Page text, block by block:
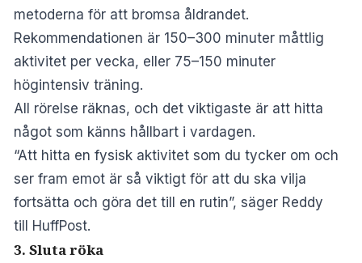
metoderna för att bromsa åldrandet.
Rekommendationen är 150–300 minuter måttlig
aktivitet per vecka, eller 75–150 minuter
högintensiv träning.
All rörelse räknas, och det viktigaste är att hitta
något som känns hållbart i vardagen.
“Att hitta en fysisk aktivitet som du tycker om och
ser fram emot är så viktigt för att du ska vilja
fortsätta och göra det till en rutin”, säger Reddy
till HuffPost.
3. Sluta röka